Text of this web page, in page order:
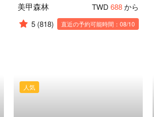
美甲森林 TWD 688から
5 (818) 直近の予約可能時間：08/10
人気